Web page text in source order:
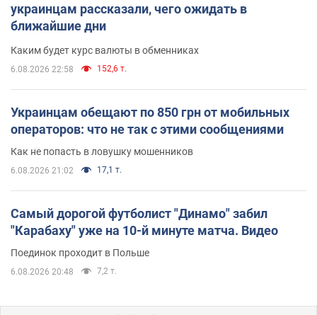
украинцам рассказали, чего ожидать в
ближайшие дни
Каким будет курс валюты в обменниках
6.08.2026 22:58 152,6 т.
Украинцам обещают по 850 грн от мобильных
операторов: что не так с этими сообщениями
Как не попасть в ловушку мошенников
6.08.2026 21:02 17,1 т.
Самый дорогой футболист "Динамо" забил
"Карабаху" уже на 10-й минуте матча. Видео
Поединок проходит в Польше
6.08.2026 20:48 7,2 т.